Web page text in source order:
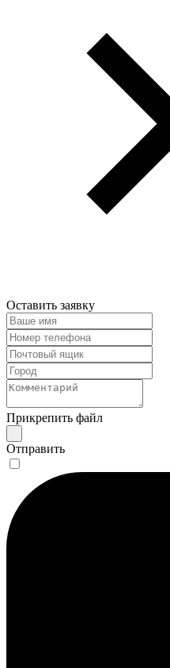
Оставить заявку
Прикрепить файл
Отправить